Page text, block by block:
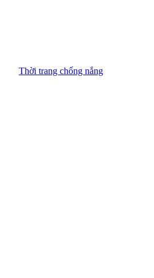
Thời trang chống nắng